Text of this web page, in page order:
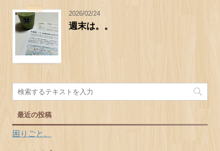
2026/02/24
週末は。。
最近の投稿
困りごと。